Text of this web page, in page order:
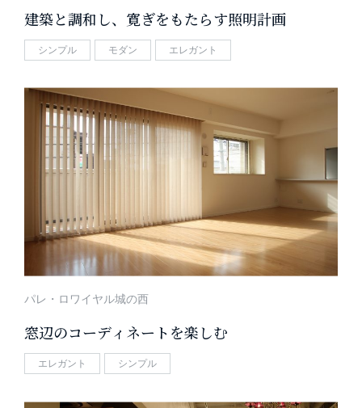
建築と調和し、寛ぎをもたらす照明計画
シンプル モダン エレガント
パレ・ロワイヤル城の西
窓辺のコーディネートを楽しむ
エレガント シンプル